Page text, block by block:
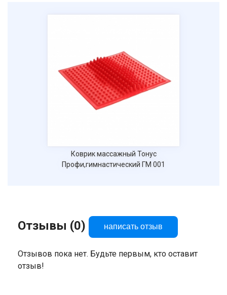
Коврик массажный Тонус
Профи,гимнастический ГМ 001
Отзывы (0) написать отзыв
Отзывов пока нет. Будьте первым, кто оставит
отзыв!